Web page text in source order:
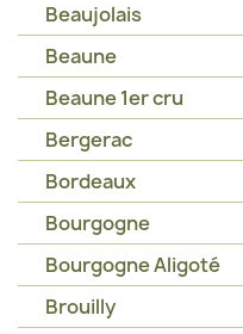
Beaujolais
Beaune
Beaune 1er cru
Bergerac
Bordeaux
Bourgogne
Bourgogne Aligoté
Brouilly